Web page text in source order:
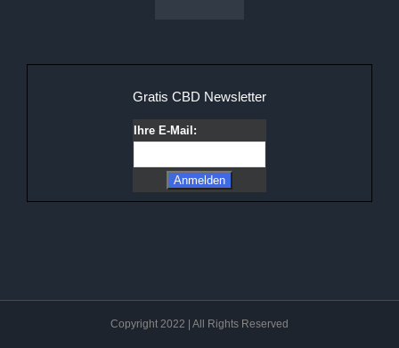
Gratis CBD Newsletter
Ihre E-Mail:
Copyright 2022 | All Rights Reserved